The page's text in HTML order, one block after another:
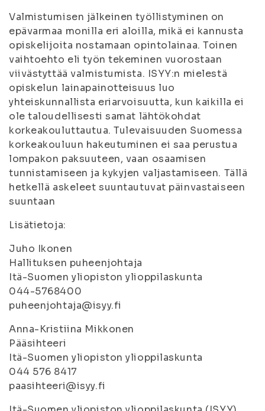
Valmistumisen jälkeinen työllistyminen on
epävarmaa monilla eri aloilla, mikä ei kannusta
opiskelijoita nostamaan opintolainaa. Toinen
vaihtoehto eli työn tekeminen vuorostaan
viivästyttää valmistumista. ISYY:n mielestä
opiskelun lainapainotteisuus luo
yhteiskunnallista eriarvoisuutta, kun kaikilla ei
ole taloudellisesti samat lähtökohdat
korkeakouluttautua. Tulevaisuuden Suomessa
korkeakouluun hakeutuminen ei saa perustua
lompakon paksuuteen, vaan osaamisen
tunnistamiseen ja kykyjen valjastamiseen. Tällä
hetkellä askeleet suuntautuvat päinvastaiseen
suuntaan
Lisätietoja:
Juho Ikonen
Hallituksen puheenjohtaja
Itä-Suomen yliopiston ylioppilaskunta
044-5768400
puheenjohtaja@isyy.fi
Anna-Kristiina Mikkonen
Pääsihteeri
Itä-Suomen yliopiston ylioppilaskunta
044 576 8417
paasihteeri@isyy.fi